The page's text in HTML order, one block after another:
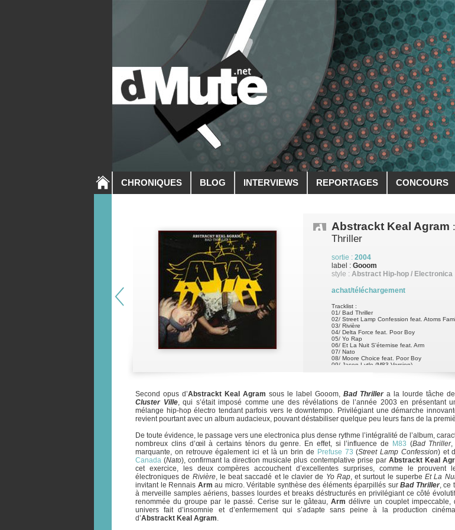
CHRONIQUES BLOG INTERVIEWS REPORTAGES CONCOURS
Abstrackt Keal Agram
Thriller
sortie : 2004
label : Gooom
style : Abstract Hip-hop / Electronica
achat/téléchargement
Tracklist :
01/ Bad Thriller
02/ Street Lamp Confession feat. Atoms
03/ Rivière
04/ Delta Force feat. Poor Boy
05/ Yo Rap
06/ Et La Nuit S'éternise feat. Arm
07/ Nato
08/ Moore Choice feat. Poor Boy
09/ Jason Lytle (M83 Version)
Second opus d’Abstrackt Keal Agram sous le label Gooom, Bad Thrillera la lourde tâche
Cluster Ville, qui s’était imposé comme une des révélations de l’année 2003 en présentant
mélange hip-hop électro tendant parfois vers le downtempo. Privilégiant une démarche
revient pourtant avec un album audacieux, pouvant déstabiliser quelque peu leurs fans de la
De toute évidence, le passage vers une electronica plus dense rythme l’intégralité de l’album,
nombreux clins d’œil à certains ténors du genre. En effet, si l’influence de
M83 (Bad Thriller
marquante, on retrouve également ici et là un brin de Prefuse 73 (Street Lamp Confession) et
Canada (Nato), confirmant la direction musicale plus contemplative prise par Abstrackt Keal
cet exercice, les deux compères accouchent d’excellentes surprises, comme le prouvent
électroniques de Rivière, le beat saccadé et le clavier de Yo Rap, et surtout le superbeEt La
invitant le Rennais Arm au micro. Véritable synthèse des éléments éparpillés sur Bad Thriller, ce
à merveille samples aériens, basses lourdes et breaks déstructurés en privilégiant ce côté
renommée du groupe par le passé. Cerise sur le gâteau,Arm délivre un couplet impeccable,
univers fait d’insomnie et d’enfermement qui s’adapte sans peine à la production
d’Abstrackt Keal Agram.